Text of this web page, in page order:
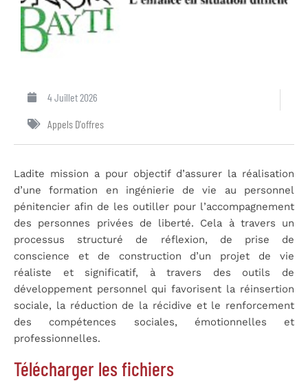
4 Juillet 2026
Appels D'offres
Ladite mission a pour objectif d’assurer la réalisation
d’une formation en ingénierie de vie au personnel
pénitencier afin de les outiller pour l’accompagnement
des personnes privées de liberté. Cela à travers un
processus structuré de réflexion, de prise de
conscience et de construction d’un projet de vie
réaliste et significatif, à travers des outils de
développement personnel qui favorisent la réinsertion
sociale, la réduction de la récidive et le renforcement
des compétences sociales, émotionnelles et
professionnelles.
Télécharger les fichiers